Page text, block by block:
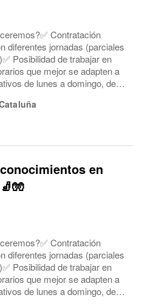
Contratación
diferentes jornadas (parciales
Posibilidad de trabajar en
que mejor se adapten a
de lunes a domingo, de
días a la semana y dos días
en
Contratación
diferentes jornadas (parciales
Posibilidad de trabajar en
que mejor se adapten a
de lunes a domingo, de